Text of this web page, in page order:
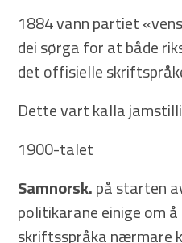
1884 vann partiet
dei sørga for at både
det offisielle
Dette vart kalla
1900-talet
Samnorsk.på starten
politikarane einige om
skriftsspråka nærmare